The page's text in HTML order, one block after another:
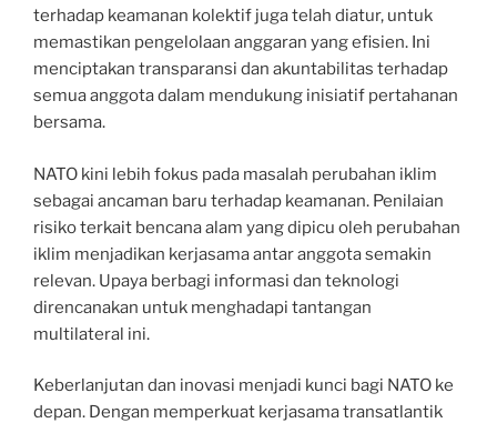
terhadap keamanan kolektif juga telah diatur, untuk
memastikan pengelolaan anggaran yang efisien. Ini
menciptakan transparansi dan akuntabilitas terhadap
semua anggota dalam mendukung inisiatif pertahanan
bersama.
NATO kini lebih fokus pada masalah perubahan iklim
sebagai ancaman baru terhadap keamanan. Penilaian
risiko terkait bencana alam yang dipicu oleh perubahan
iklim menjadikan kerjasama antar anggota semakin
relevan. Upaya berbagi informasi dan teknologi
direncanakan untuk menghadapi tantangan
multilateral ini.
Keberlanjutan dan inovasi menjadi kunci bagi NATO ke
depan. Dengan memperkuat kerjasama transatlantik